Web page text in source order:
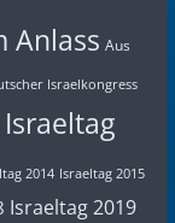
Anlass Aus
Israelkongress
Israeltag
2014 Israeltag 2015
Israeltag 2019